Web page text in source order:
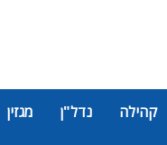
קהילה נדל"ן מגזין